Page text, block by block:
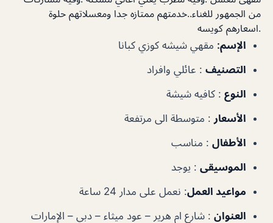
من الجمهور للغناء..خدمتهم ممتازه جدا ومعسلاتهم حلوة
.اسعارهم كويسه
الإسم: مقهي شيشه كوزي كبانا
التصنيف : عائلي وافراد
النوع : كافيه شيشة
الأسعار : متوسطة الى مرتفعة
الأطفال : مناسب
الموسيقى : يوجد
مواعيد العمل: نعمل على مدار 24 ساعة
العنوان : شارع ام هرير – عود ميثاء – دبي – الإمارات